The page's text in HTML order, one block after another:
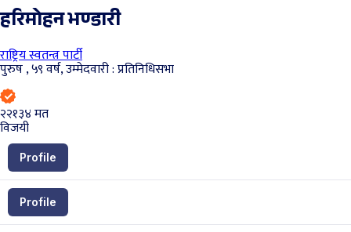
हरिमोहन भण्डारी
राष्ट्रिय स्वतन्त्र पार्टी
पुरुष , ५९ वर्ष, उम्मेदवारी : प्रतिनिधिसभा
२२१३४मत
विजयी
Profile
Profile